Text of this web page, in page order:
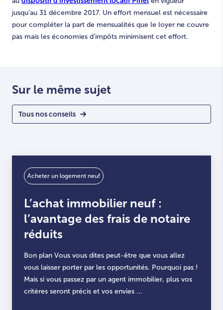
jusqu’au 31 décembre 2017. Un effort mensuel est nécessaire
pour compléter la part de mensualités que le loyer ne couvre
pas mais les économies d’impôts minimisent cet effort.
Sur le même sujet
Tous nos conseils
Acheter un logement neuf
L’achat immobilier neuf :
l’avantage des frais de notaire
réduits
Bon plan Vous vous dites peut-être que vous allez
vous laisser porter par les opportunités. Pourquoi pas !
Mais si vous passez par un agent immobilier, plus vos
critères seront précis et vos envies ...